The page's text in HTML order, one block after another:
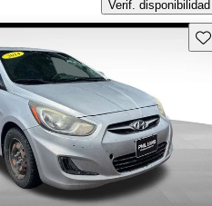
Verif. disponibilidad